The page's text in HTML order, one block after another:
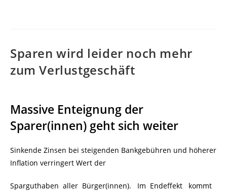
Sparen wird leider noch mehr
zum Verlustgeschäft
Massive Enteignung der
Sparer(innen) geht sich weiter
Sinkende Zinsen bei steigenden Bankgebühren und höherer
Inflation verringert Wert der
Sparguthaben aller Bürger(innen). Im Endeffekt kommt